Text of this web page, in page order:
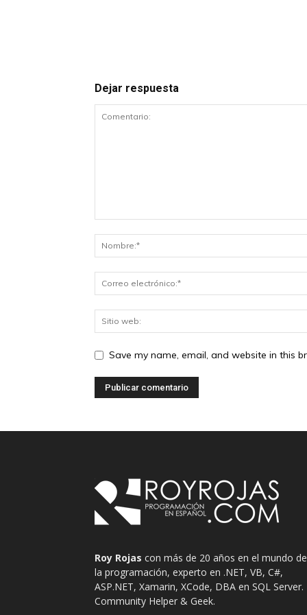
Dejar respuesta
Save my name, email, and website in this
Roy Rojas con más de 20 años en el mundo de
la programación, experto en .NET, VB, C#,
ASP.NET, Xamarin, XCode, DBA en SQL Server.
Community Helper & Geek.